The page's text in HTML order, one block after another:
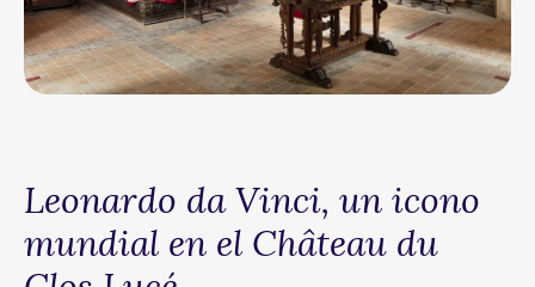
Leonardo da Vinci, un icono
mundial en el Château du